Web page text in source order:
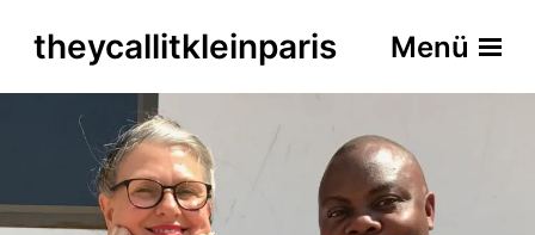
theycallitkleinparis Menü